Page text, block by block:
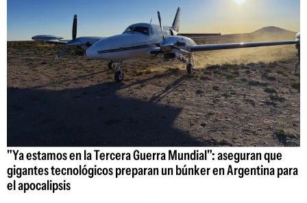
"Ya estamos en la Tercera Guerra Mundial": aseguran que
gigantes tecnológicos preparan un búnker en Argentina para
el apocalipsis